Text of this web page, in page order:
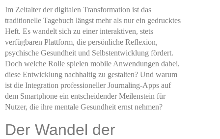
Im Zeitalter der digitalen Transformation ist das
traditionelle Tagebuch längst mehr als nur ein gedrucktes
Heft. Es wandelt sich zu einer interaktiven, stets
verfügbaren Plattform, die persönliche Reflexion,
psychische Gesundheit und Selbstentwicklung fördert.
Doch welche Rolle spielen mobile Anwendungen dabei,
diese Entwicklung nachhaltig zu gestalten? Und warum
ist die Integration professioneller Journaling-Apps auf
dem Smartphone ein entscheidender Meilenstein für
Nutzer, die ihre mentale Gesundheit ernst nehmen?
Der Wandel der